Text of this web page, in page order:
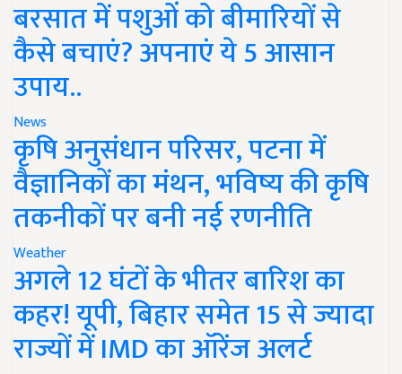
बरसात में पशुओं को बीमारियों से
कैसे बचाएं? अपनाएं ये 5 आसान
उपाय..
News
कृषि अनुसंधान परिसर, पटना में
वैज्ञानिकों का मंथन, भविष्य की कृषि
तकनीकों पर बनी नई रणनीति
Weather
अगले 12 घंटों के भीतर बारिश का
कहर! यूपी, बिहार समेत 15 से ज्यादा
राज्यों में IMD का ऑरेंज अलर्ट